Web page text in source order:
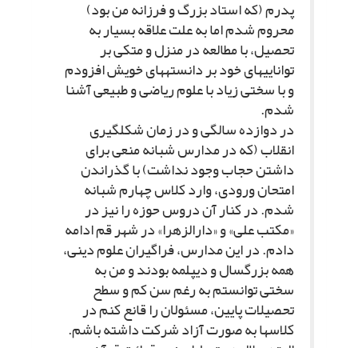
پدرم (که استاد بزرگ و فرزانه من بود)
محروم شدم اما به علت علاقه بسیار به
تحصیل، با مطالعه در منزل و متکى بر
توانایى‏هاى خود بر دانسته‏هاى خویش افزودم
و با سختى زیاد با علوم ریاضى و طبیعى آشنا
شدم.
در دوازده سالگى و در زمان شکل‏گیرى
انقلاب (که در مدارس شبانه منعى براى
داشتن حجاب وجود نداشت) با گذراندن
امتحان ورودى، وارد کلاس چهارم شبانه
شدم. در کنار آن دروس حوزه را نیز در
«مکتب على» و «دارالزهرا» در شهر قم ادامه
دادم. در این مدارس، فراگیران علوم دینى،
همه بزرگسال و دیپلمه بودند و من به
سختى توانستم به رغم سن کم و سطح
تحصیلات پایین، مسئولان را قانع کنم در
کلاس‏ها به صورت آزاد شرکت داشته باشم.